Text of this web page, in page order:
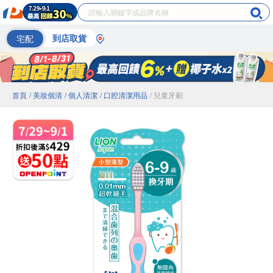
宅配 到店取貨
首頁 / 美妝個清 / 個人清潔 / 口腔清潔用品 / 兒童牙刷